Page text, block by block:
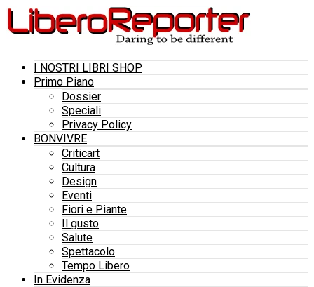
I NOSTRI LIBRI SHOP
Primo Piano
Dossier
Speciali
Privacy Policy
BONVIVRE
Criticart
Cultura
Design
Eventi
Fiori e Piante
Il gusto
Salute
Spettacolo
Tempo Libero
In Evidenza